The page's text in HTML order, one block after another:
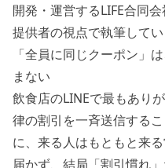
開発・運営するLIFE合同
提供者の視点で執筆してい
「全員に同じクーポン」
まない
飲食店のLINEで最もあり
律の割引を一斉送信する
に、来る人はもともと来
届かず、結局「割引慣れ」